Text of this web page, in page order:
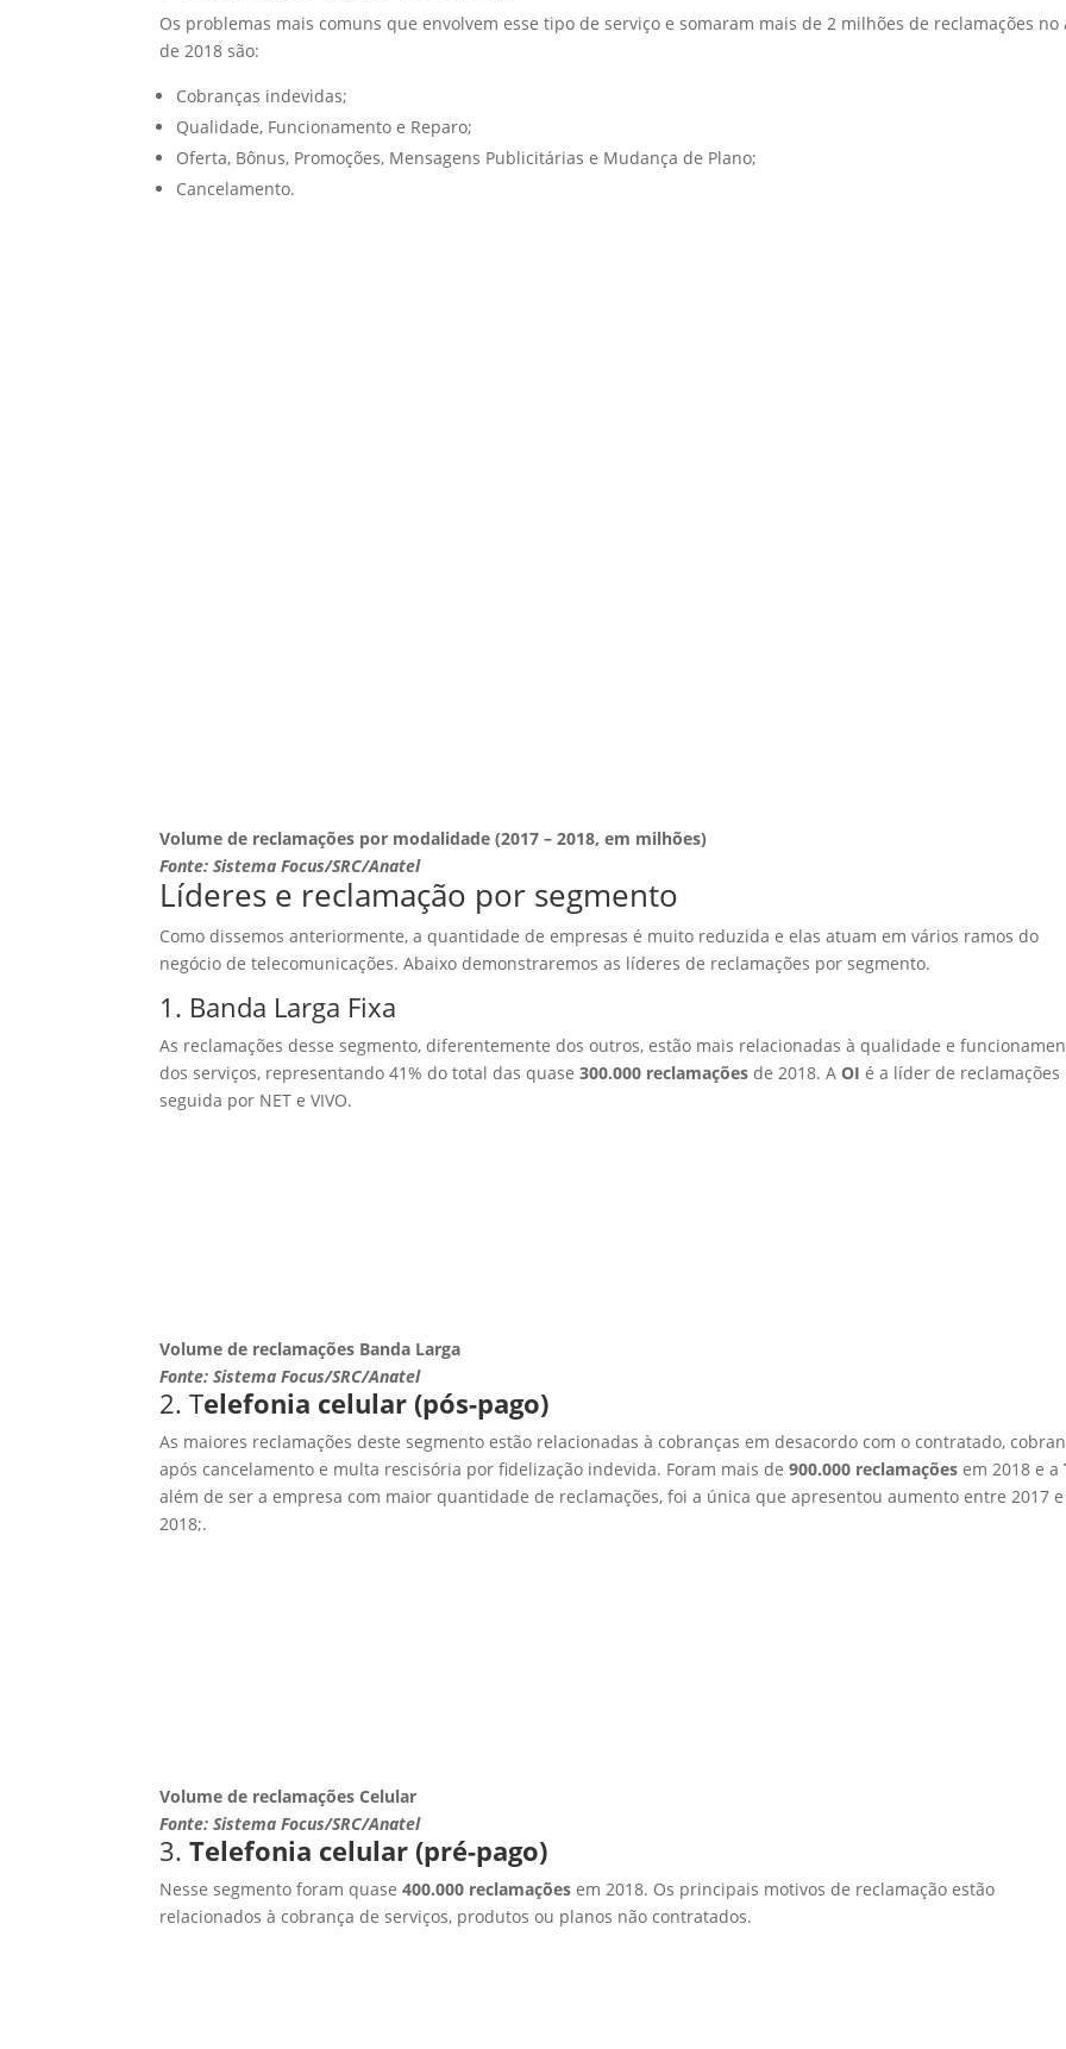
Os problemas mais comuns que envolvem esse tipo de serviço e somaram mais de 2 milhões de reclamações no
de 2018 são:
Cobranças indevidas;
Qualidade, Funcionamento e Reparo;
Oferta, Bônus, Promoções, Mensagens Publicitárias e Mudança de Plano;
Cancelamento.
Volume de reclamações por modalidade (2017 – 2018, em milhões)
Fonte: Sistema Focus/SRC/Anatel
Líderes e reclamação por segmento
Como dissemos anteriormente, a quantidade de empresas é muito reduzida e elas atuam em vários ramos do
negócio de telecomunicações. Abaixo demonstraremos as líderes de reclamações por segmento.
1. Banda Larga Fixa
As reclamações desse segmento, diferentemente dos outros, estão mais relacionadas à qualidade e
dos serviços, representando 41% do total das quase300.000 reclamaçõesde 2018. A OI é a líder de reclamações
seguida por NET e VIVO.
Volume de reclamações Banda Larga
Fonte: Sistema Focus/SRC/Anatel
2. Telefonia celular (pós-pago)
As maiores reclamações deste segmento estão relacionadas à cobranças em desacordo com o contratado,
após cancelamento e multa rescisória por fidelização indevida. Foram mais de 900.000 reclamações em 2018 e a
além de ser a empresa com maior quantidade de reclamações, foi a única que apresentou aumento entre 2017 e
2018;.
Volume de reclamações Celular
Fonte: Sistema Focus/SRC/Anatel
3.Telefonia celular (pré-pago)
Nesse segmento foram quase400.000 reclamaçõesem 2018. Os principais motivos de reclamação estão
relacionados à cobrança de serviços, produtos ou planos não contratados.